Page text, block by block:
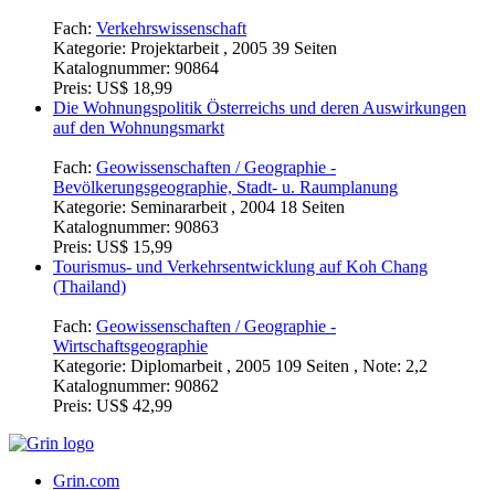
Fach: Verkehrswissenschaft
Kategorie: Projektarbeit , 2005 39 Seiten
Katalognummer: 90864
Preis: US$ 18,99
Die Wohnungspolitik Österreichs und deren Auswirkungen
auf den Wohnungsmarkt
Fach: Geowissenschaften / Geographie -
Bevölkerungsgeographie, Stadt- u. Raumplanung
Kategorie: Seminararbeit , 2004 18 Seiten
Katalognummer: 90863
Preis: US$ 15,99
Tourismus- und Verkehrsentwicklung auf Koh Chang
(Thailand)
Fach: Geowissenschaften / Geographie -
Wirtschaftsgeographie
Kategorie: Diplomarbeit , 2005 109 Seiten , Note: 2,2
Katalognummer: 90862
Preis: US$ 42,99
Grin.com